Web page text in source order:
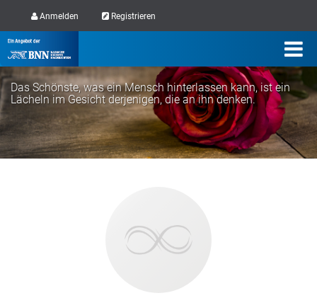
Anmelden Registrieren
Das Schönste, was ein Mensch hinterlassen kann, ist ein
Lächeln im Gesicht derjenigen, die an ihn denken.